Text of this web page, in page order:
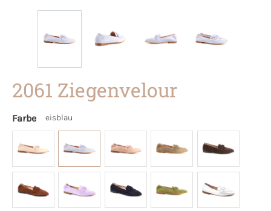
2061 Ziegenvelour
Farbe eisblau